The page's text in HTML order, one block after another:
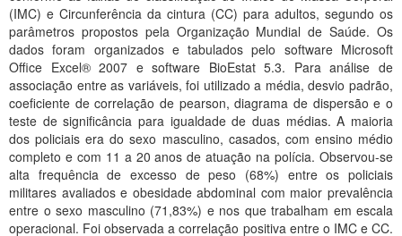
(IMC) e Circunferência da cintura (CC) para adultos, segundo os
parâmetros propostos pela Organização Mundial de Saúde. Os
dados foram organizados e tabulados pelo software Microsoft
Office Excel® 2007 e software BioEstat 5.3. Para análise de
associação entre as variáveis, foi utilizado a média, desvio padrão,
coeficiente de correlação de pearson, diagrama de dispersão e o
teste de significância para igualdade de duas médias. A maioria
dos policiais era do sexo masculino, casados, com ensino médio
completo e com 11 a 20 anos de atuação na polícia. Observou-se
alta frequência de excesso de peso (68%) entre os policiais
militares avaliados e obesidade abdominal com maior prevalência
entre o sexo masculino (71,83%) e nos que trabalham em escala
operacional. Foi observada a correlação positiva entre o IMC e CC.